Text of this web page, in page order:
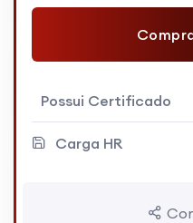
Possui Certificado
Carga HR